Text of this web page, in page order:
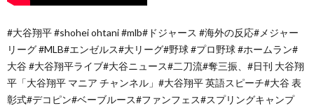
#大谷翔平 #shohei ohtani #mlb#ドジャース #海外の反応#メジャー
リーグ #MLB#エンゼルス#大リーグ#野球 #プロ野球 #ホームラン#
大谷 #大谷翔平ライブ#大谷ニュース#二刀流#奪三振、#日刊 大谷翔
平「大谷翔平 マニア チャンネル」#大谷翔平 英語スピーチ#大谷 表
彰式#デコピン#ベーブルース#ファンフェス#スプリングキャンプ